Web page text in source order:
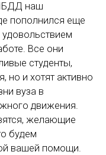
наш
пополнился еще
Все они
студенты,
но и хотят активно
вуза в
движения.
желающие
будем
вашей помощи.